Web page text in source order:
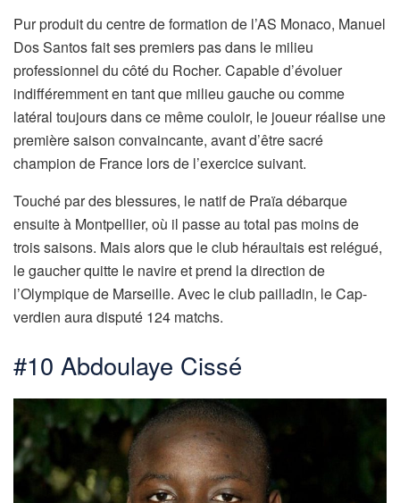
Pur produit du centre de formation de l’AS Monaco, Manuel
Dos Santos fait ses premiers pas dans le milieu
professionnel du côté du Rocher. Capable d’évoluer
indifféremment en tant que milieu gauche ou comme
latéral toujours dans ce même couloir, le joueur réalise une
première saison convaincante, avant d’être sacré
champion de France lors de l’exercice suivant.
Touché par des blessures, le natif de Praïa débarque
ensuite à Montpellier, où il passe au total pas moins de
trois saisons. Mais alors que le club héraultais est relégué,
le gaucher quitte le navire et prend la direction de
l’Olympique de Marseille. Avec le club pailladin, le Cap-
verdien aura disputé 124 matchs.
#10 Abdoulaye Cissé